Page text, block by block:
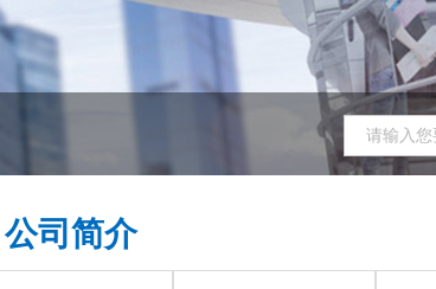
公司简介